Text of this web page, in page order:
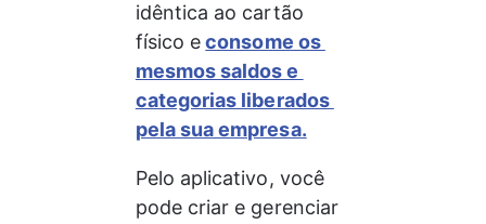
idêntica ao cartão
físico e consome os
mesmos saldos e
categorias liberados
pela sua empresa.
Pelo aplicativo, você
pode criar e gerenciar